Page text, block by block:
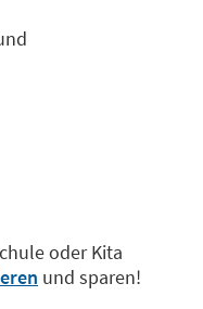
oder Kita
und sparen!